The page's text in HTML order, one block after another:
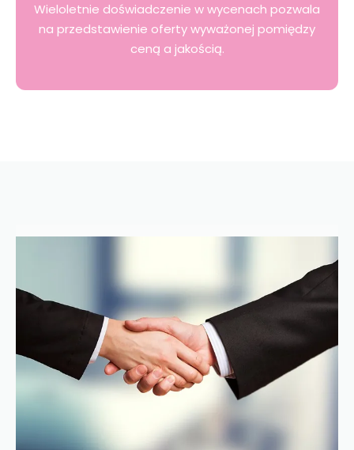
Wieloletnie doświadczenie w wycenach pozwala
na przedstawienie oferty wyważonej pomiędzy
ceną a jakością.